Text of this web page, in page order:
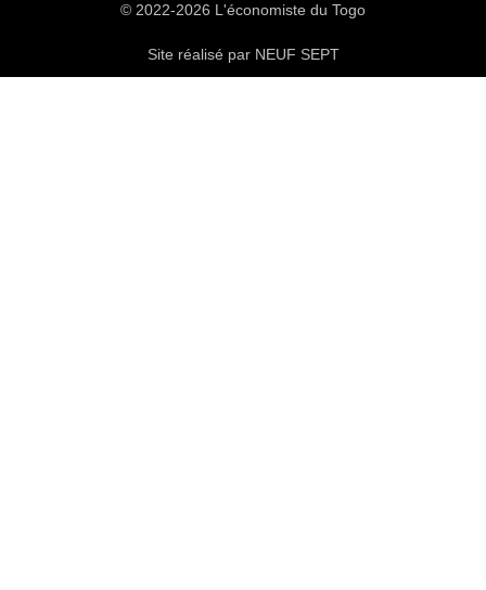
© 2022-2026 L'économiste du Togo
Site réalisé par NEUF SEPT